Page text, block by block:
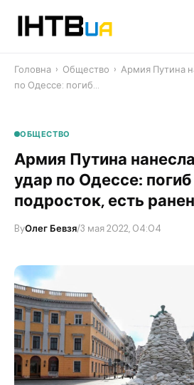
Головна › Общество › Армия Путина
по Одессе: погиб…
ОБЩЕСТВО
Армия Путина
удар по Одессе:
подросток, есть
ByОлег Бевзя/3 мая 2022, 04:04